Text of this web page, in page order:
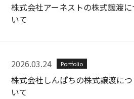
株式会社アーネストの株式譲渡に
いて
2026.03.24 Portfolio
株式会社しんぱちの株式譲渡につ
いて